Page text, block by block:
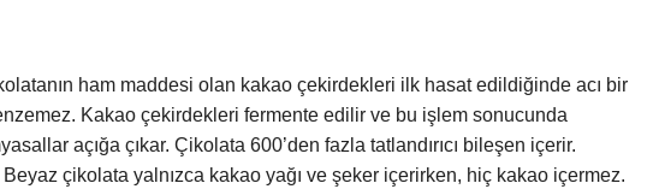
ham maddesi olan kakao çekirdekleri ilk hasat edildiğinde acı bir
Kakao çekirdekleri fermente edilir ve bu işlem sonucunda
açığa çıkar. Çikolata 600’den fazla tatlandırıcı bileşen içerir.
çikolata yalnızca kakao yağı ve şeker içerirken, hiç kakao içermez.